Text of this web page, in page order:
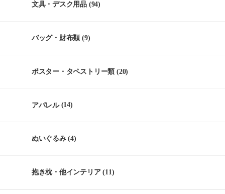
文具・デスク用品 (94)
バッグ・財布類 (9)
ポスター・タペストリー類 (20)
アパレル(14)
ぬいぐるみ(4)
抱き枕・他インテリア(11)